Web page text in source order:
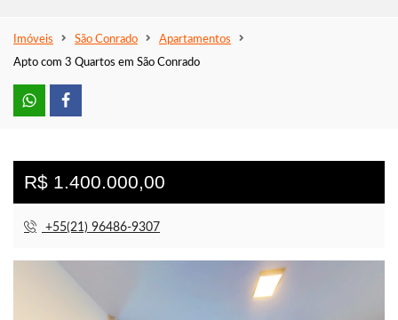
Imóveis São Conrado
Apartamentos
Apto com 3 Quartos em São Conrado
R$ 1.400.000,00
+55(21) 96486-9307